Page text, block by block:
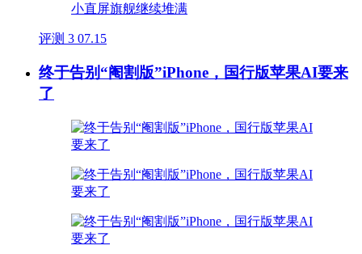
评测 3 07.15
终于告别“阉割版”iPhone，国行版苹果AI要来
了